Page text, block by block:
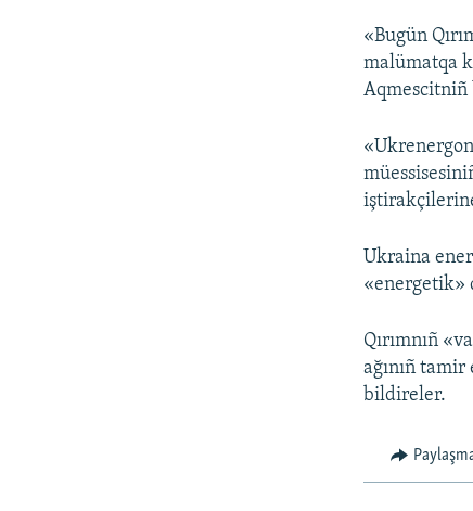
«Bugün
malümatqa
Aqmescitniñ
Ukraina
«energetik»
Qırımnıñ
ağınıñ tamir
bildireler.